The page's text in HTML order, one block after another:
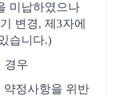
미납하였으나
변경, 제3자에
습니다.)
경우
약정사항을 위반